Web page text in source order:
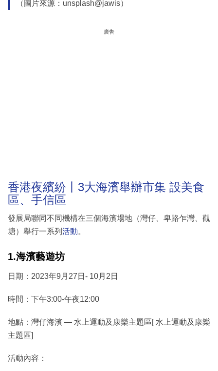
（圖片來源：unsplash@jawis）
廣告
香港夜繽紛丨3大海濱舉辦市集 設美食
區、手信區
發展局聯同不同機構在三個海濱場地（灣仔、卑路乍灣、觀
塘）舉行一系列 活動。
1.海濱藝遊坊
日期：2023年9月27日- 10月2日
時間：下午3:00-午夜12:00
地點：灣仔海濱 — 水上運動及康樂主題區[ 水上運動及康樂
主題區]
活動內容：